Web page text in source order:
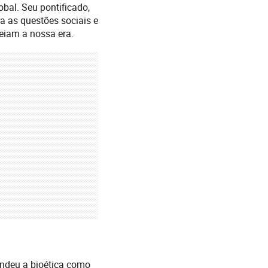
Seu pontificado,
as questões sociais e
a nossa era.
a bioética como